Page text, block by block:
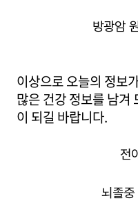
방광암
이상으로 오늘의 정보
많은 건강 정보를 남겨
이 되길 바랍니다.
전
뇌졸중